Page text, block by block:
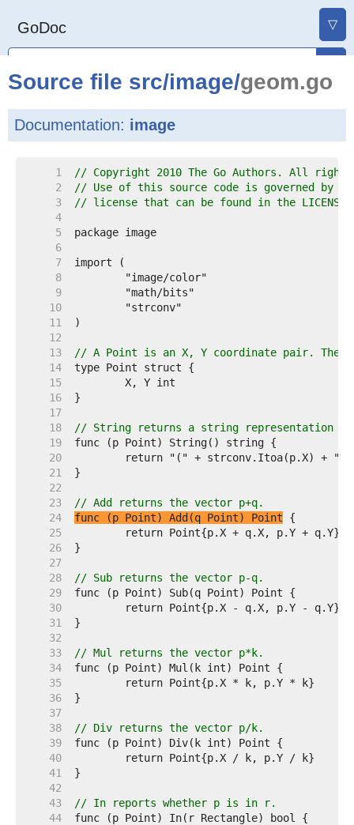
GoDoc ▽
Source file src/image/geom.go
Documentation: image
     1
// Copyright 2010 The Go Authors. All
     2
// Use of this source code is governed by a
     3
// license that can be found in the
     4
     5
     6
     7
     8
     9
    10
    11
    12
    13
// A Point is an X, Y coordinate pair. The
    14
    15
    16
    17
    18
// String returns a string representation
    19
    20
    21
    22
    23
// Add returns the vector p+q.
    24
func (p Point) Add(q Point) Point
    25
    26
    27
    28
// Sub returns the vector p-q.
    29
    30
    31
    32
    33
// Mul returns the vector p*k.
    34
    35
    36
    37
    38
// Div returns the vector p/k.
    39
    40
    41
    42
    43
// In reports whether p is in r.
    44